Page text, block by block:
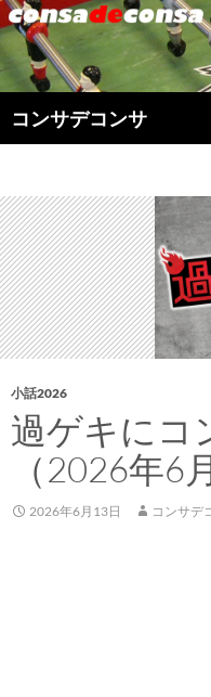
コンサデコンサ
索
ン
ツ
へ
ス
キ
ッ
プ
小話2026
過ゲキにコ
（2026年6
2026年6月13日 コンサデ